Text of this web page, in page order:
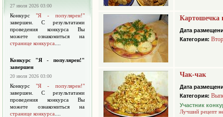
27 июля 2026 03:00
Конкурс "Я - популярен!"
завершен. С результатами
проведения конкурса Вы
можете ознакомиться на
странице конкурса
Конкурс "Я - популярен!"
завершен
20 июля 2026 03:00
Конкурс "Я - популярен!"
завершен. С результатами
проведения конкурса Вы
можете ознакомиться на
странице конкурса
Картошечка
Дата
Категория:
Чак-чак
Дата
Категория:
Участник
Лучший рецепт